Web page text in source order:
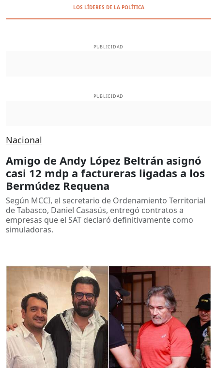
LOS LÍDERES DE LA POLÍTICA
PUBLICIDAD
PUBLICIDAD
Nacional
Amigo de Andy López Beltrán asignó
casi 12 mdp a factureras ligadas a los
Bermúdez Requena
Según MCCI, el secretario de Ordenamiento Territorial
de Tabasco, Daniel Casasús, entregó contratos a
empresas que el SAT declaró definitivamente como
simuladoras.